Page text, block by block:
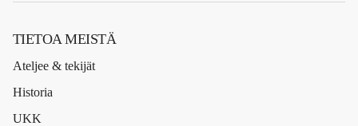
TIETOA MEISTÄ
Ateljee & tekijät
Historia
UKK